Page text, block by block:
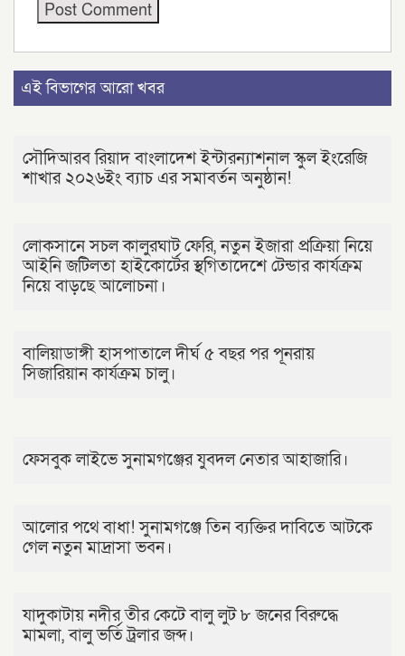
এই বিভাগের আরো খবর
সৌদিআরব রিয়াদ বাংলাদেশ ইন্টারন্যাশনাল স্কুল ইংরেজি
শাখার ২০২৬ইং ব‍্যাচ এর সমাবর্তন অনুষ্ঠান!
লোকসানে সচল কালুরঘাট ফেরি, নতুন ইজারা প্রক্রিয়া নিয়ে
আইনি জটিলতা হাইকোর্টের স্থগিতাদেশে টেন্ডার কার্যক্রম
নিয়ে বাড়ছে আলোচনা।
বালিয়াডাঙ্গী হাসপাতালে দীর্ঘ ৫ বছর পর পূনরায়
সিজারিয়ান কার্যক্রম চালু।
ফেসবুক লাইভে সুনামগঞ্জের যুবদল নেতার আহাজারি।
আলোর পথে বাধা! সুনামগঞ্জে তিন ব্যক্তির দাবিতে আটকে
গেল নতুন মাদ্রাসা ভবন।
যাদুকাটায় নদীর তীর কেটে বালু লুট ৮ জনের বিরুদ্ধে
মামলা, বালু ভর্তি ট্রলার জব্দ।